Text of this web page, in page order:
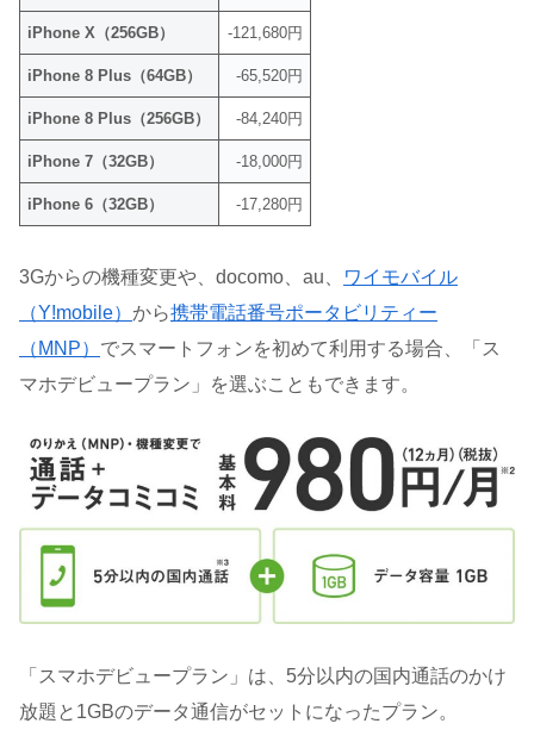
iPhone X（256GB） -121,680円
iPhone 8 Plus（64GB） -65,520円
iPhone 8 Plus（256GB） -84,240円
iPhone 7（32GB） -18,000円
iPhone 6（32GB） -17,280円
3Gからの機種変更や、docomo、au、
ワイモバイル
（Y!mobile） から携帯電話番号ポータビリティー
（MNP） でスマートフォンを初めて利用する場合、「ス
マホデビュープラン」を選ぶこともできます。
「スマホデビュープラン」は、5分以内の国内通話のかけ
放題と1GBのデータ通信がセットになったプラン。